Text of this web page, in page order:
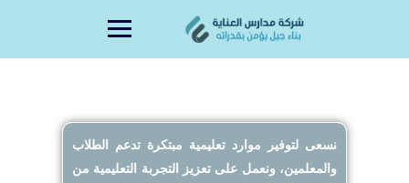
نسعى لتوفير موارد تعليمية مبتكرة تدعم الطلاب
والمعلمين، ونعمل على تعزيز التجربة التعليمية من